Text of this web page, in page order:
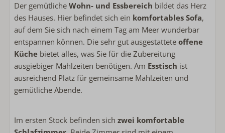
Kühlschrank mit Gefrier
Kaffeemaschinenfilter
Wasserkocher
Toaster
Außenbereich
Lounge-Sofa
Verwendung von Lagerung oder Schuppen
Fahrradkeller
Der gemütliche Wohn- und Essbereich bildet das Herz
des Hauses. Hier befindet sich ein komfortables Sofa,
auf dem Sie sich nach einem Tag am Meer wunderbar
entspannen können. Die sehr gut ausgestattete offene
Küche bietet alles, was Sie für die Zubereitung
ausgiebiger Mahlzeiten benötigen. Am Esstisch ist
ausreichend Platz für gemeinsame Mahlzeiten und
gemütliche Abende.
Im ersten Stock befinden sich zwei komfortable